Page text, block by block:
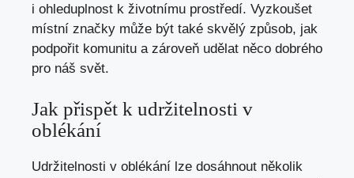
i ohleduplnost k životnímu prostředí. Vyzkoušet
místní značky může být také skvělý způsob, jak
podpořit komunitu a zároveň udělat něco dobrého
pro náš svět.
Jak přispět k udržitelnosti v
oblékání
Udržitelnosti v oblékání lze dosáhnout několik